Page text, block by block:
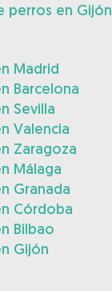
perros en Gijón
Madrid
Barcelona
Sevilla
Valencia
Zaragoza
Málaga
Granada
Córdoba
Bilbao
Gijón